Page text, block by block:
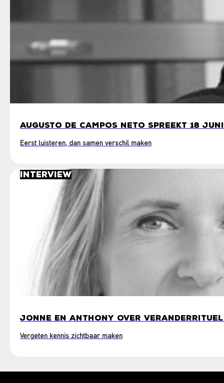
AUGUSTO DE CAMPOS NETO SPREEKT 18
Eerst luisteren, dan samen verschil maken
Interview
JONNE EN ANTHONY OVER
Vergeten kennis zichtbaar maken